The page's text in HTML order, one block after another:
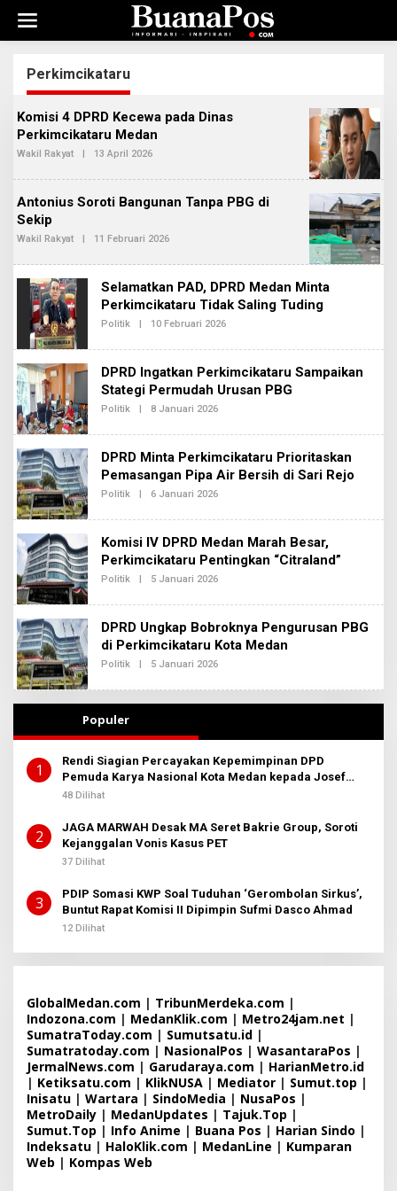
w
Perkimcikataru
Komisi 4 DPRD Kecewa pada Dinas
Perkimcikataru Medan
Wakil Rakyat | 13 April 2026
E
R
A
S
2
Antonius Soroti Bangunan Tanpa PBG di
Sekip
Wakil Rakyat | 11 Februari 2026
E
R
E
D
A
S
2
Selamatkan PAD, DPRD Medan Minta
Perkimcikataru Tidak Saling Tuding
Politik | 10 Februari 2026
E
R
E
D
S
2
DPRD Ingatkan Perkimcikataru Sampaikan
Stategi Permudah Urusan PBG
Politik | 8 Januari 2026
E
R
E
D
S
2
DPRD Minta Perkimcikataru Prioritaskan
Pemasangan Pipa Air Bersih di Sari Rejo
Politik | 6 Januari 2026
E
R
E
D
S
2
Komisi IV DPRD Medan Marah Besar,
Perkimcikataru Pentingkan “Citraland”
Politik | 5 Januari 2026
E
R
E
D
S
I
DPRD Ungkap Bobroknya Pengurusan PBG
di Perkimcikataru Kota Medan
Politik | 5 Januari 2026
E
H
D
K
S
Populer
1
Rendi Siagian Percayakan Kepemimpinan DPD
Pemuda Karya Nasional Kota Medan kepada Josef
Sembiring
48 Dilihat
2
JAGA MARWAH Desak MA Seret Bakrie Group, Soroti
Kejanggalan Vonis Kasus PET
37 Dilihat
3
PDIP Somasi KWP Soal Tuduhan ‘Gerombolan Sirkus’,
Buntut Rapat Komisi II Dipimpin Sufmi Dasco Ahmad
12 Dilihat
GlobalMedan.com | TribunMerdeka.com |
Indozona.com | MedanKlik.com | Metro24jam.net |
SumatraToday.com | Sumutsatu.id |
Sumatratoday.com | NasionalPos | WasantaraPos |
JermalNews.com | Garudaraya.com | HarianMetro.id
| Ketiksatu.com | KlikNUSA | Mediator | Sumut.top |
Inisatu | Wartara | SindoMedia | NusaPos |
MetroDaily | MedanUpdates | Tajuk.Top |
Sumut.Top | Info Anime | Buana Pos | Harian Sindo |
Indeksatu | HaloKlik.com | MedanLine | Kumparan
Web | Kompas Web